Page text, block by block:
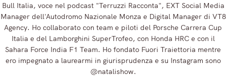
Bull Italia, voce nel podcast "Terruzzi Racconta", EXT Social Media
Manager dell'Autodromo Nazionale Monza e Digital Manager di VT8
Agency. Ho collaborato con team e piloti del Porsche Carrera Cup
Italia e del Lamborghini SuperTrofeo, con Honda HRC e con il
Sahara Force India F1 Team. Ho fondato Fuori Traiettoria mentre
ero impegnato a laurearmi in giurisprudenza e su Instagram sono
@natalishow.